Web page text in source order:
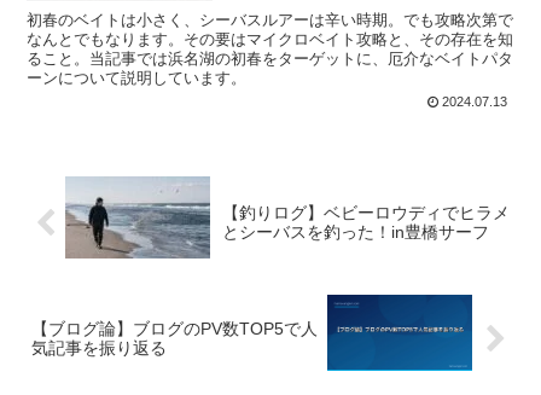
初春のベイトは小さく、シーバスルアーは辛い時期。でも攻略次第で
なんとでもなります。その要はマイクロベイト攻略と、その存在を知
ること。当記事では浜名湖の初春をターゲットに、厄介なベイトパタ
ーンについて説明しています。
2024.07.13
【釣りログ】ベビーロウディでヒラメ
とシーバスを釣った！in豊橋サーフ
【ブログ論】ブログのPV数TOP5で人
気記事を振り返る